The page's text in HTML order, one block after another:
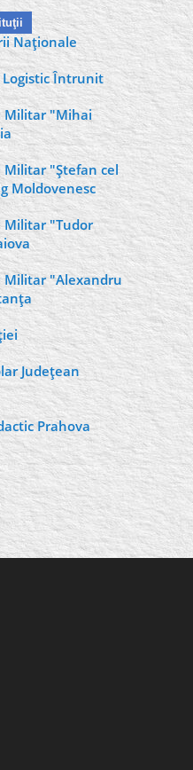
Naţionale
Întrunit
Militar "Mihai
"Ştefan cel
Moldovenesc
Militar "Tudor
Militar "Alexandru
Judeţean
Prahova